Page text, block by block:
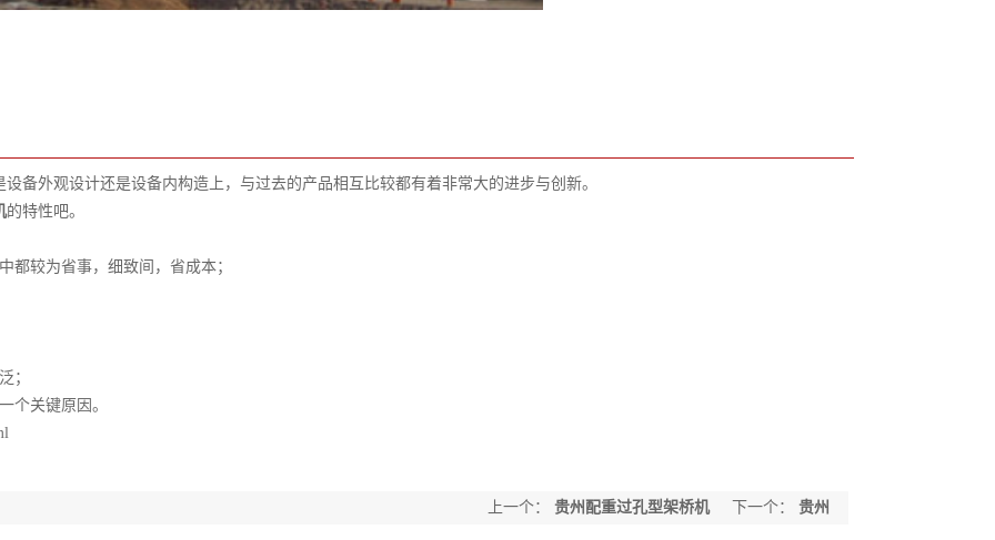
外观设计还是设备内构造上，与过去的产品相互比较都有着非常大的进步与创新。
的特性吧。
较为省事，细致间，省成本；
；
关键原因。
上一个： 贵州配重过孔型架桥机 下一个：
贵州